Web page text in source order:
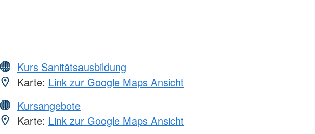
Kurs Sanitätsausbildung
Karte: Link zur Google Maps Ansicht
Kursangebote
Karte: Link zur Google Maps Ansicht